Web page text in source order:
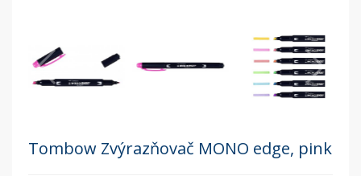
Tombow Zvýrazňovač MONO edge, pink